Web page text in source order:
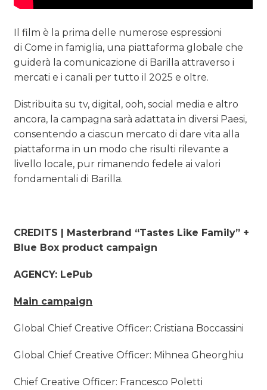
Il film è la prima delle numerose espressioni
di Come in famiglia, una piattaforma globale che
guiderà la comunicazione di Barilla attraverso i
mercati e i canali per tutto il 2025 e oltre.
Distribuita su tv, digital, ooh, social media e altro
ancora, la campagna sarà adattata in diversi Paesi,
consentendo a ciascun mercato di dare vita alla
piattaforma in un modo che risulti rilevante a
livello locale, pur rimanendo fedele ai valori
fondamentali di Barilla.
CREDITS | Masterbrand “Tastes Like Family” +
Blue Box product campaign
AGENCY: LePub
Main campaign
Global Chief Creative Officer: Cristiana Boccassini
Global Chief Creative Officer: Mihnea Gheorghiu
Chief Creative Officer: Francesco Poletti